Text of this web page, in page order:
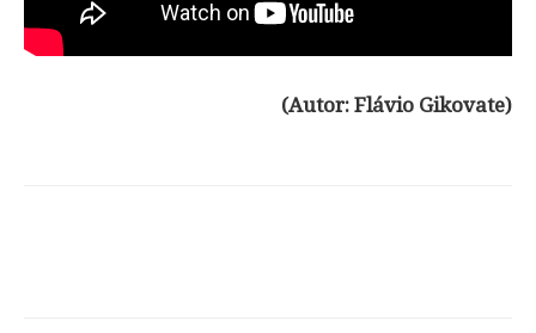
(Autor: Flávio Gikovate)